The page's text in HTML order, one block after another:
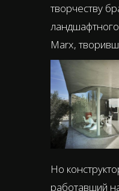
творчеству
Marx,
Но
работавший